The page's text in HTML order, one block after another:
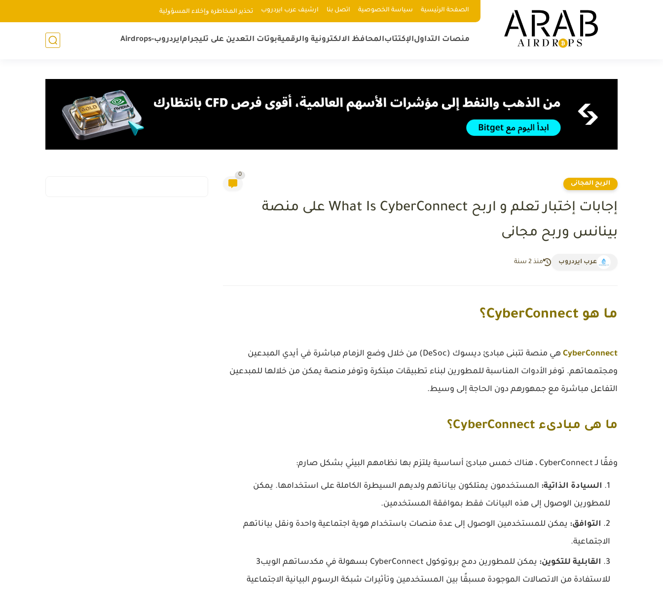
الصفحة الرئيسية سياسة الخصوصية اتصل بنا ارشيف عرب ايردروب ﺗﺤﺬﻳﺮ اﻟﻤﺨﺎﻃﺮﺓ ﻭإﺧﻼء اﻟﻤﺴﺆﻭﻟﻴﺔ
منصات التداولالإكتتابالمحافظ الالكترونية والرقميةبوتات التعدين على تليجرامايردروب-Airdrops
الربح المجانى
0
إجابات إختبار تعلم و اربح What Is CyberConnect على منصة
بينانس وربح مجانى
عرب ايردروب منذ 2 سنة
ما هو CyberConnect؟
CyberConnect
هي منصة تتبنى مبادئ ديسوك (DeSoc) من خلال وضع الزمام مباشرة في أيدي المبدعين
ومجتمعاتهم. توفر الأدوات المناسبة للمطورين لبناء تطبيقات مبتكرة وتوفر منصة يمكن من خلالها للمبدعين
التفاعل مباشرة مع جمهورهم دون الحاجة إلى وسيط.
ما هى مبادىء CyberConnect؟
وفقًا لـ CyberConnect ، هناك خمس مبادئ أساسية يلتزم بها نظامهم البيئي بشكل صارم:
السيادة الذاتية: المستخدمون يمتلكون بياناتهم ولديهم السيطرة الكاملة على استخدامها. يمكن
للمطورين الوصول إلى هذه البيانات فقط بموافقة المستخدمين.
التوافق: يمكن للمستخدمين الوصول إلى عدة منصات باستخدام هوية اجتماعية واحدة ونقل بياناتهم
الاجتماعية.
القابلية للتكوين:
يمكن للمطورين دمج بروتوكول CyberConnect بسهولة في مكدساتهم الويب3
للاستفادة من الاتصالات الموجودة مسبقًا بين المستخدمين وتأثيرات شبكة الرسوم البيانية الاجتماعية